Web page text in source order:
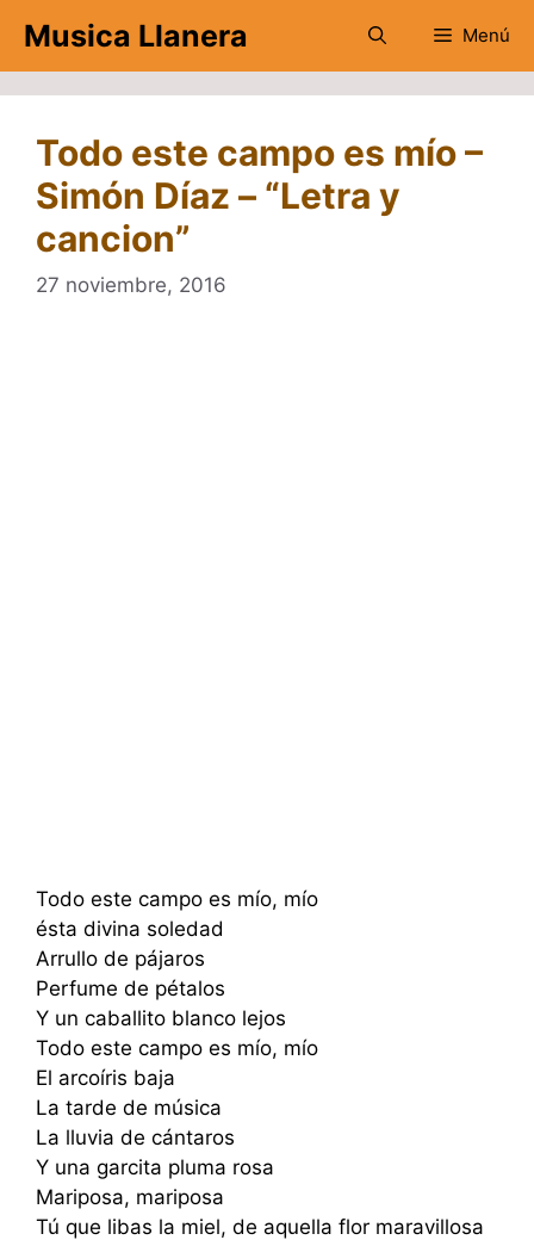
contenido
Musica Llanera Menú
Todo este campo es mío –
Simón Díaz – “Letra y
cancion”
27 noviembre, 2016
Todo este campo es mío, mío
ésta divina soledad
Arrullo de pájaros
Perfume de pétalos
Y un caballito blanco lejos
Todo este campo es mío, mío
El arcoíris baja
La tarde de música
La lluvia de cántaros
Y una garcita pluma rosa
Mariposa, mariposa
Tú que libas la miel, de aquella flor maravillosa